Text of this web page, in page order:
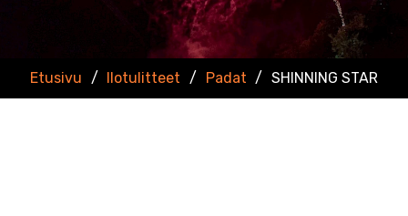
Etusivu / Ilotulitteet / Padat / SHINNING STAR